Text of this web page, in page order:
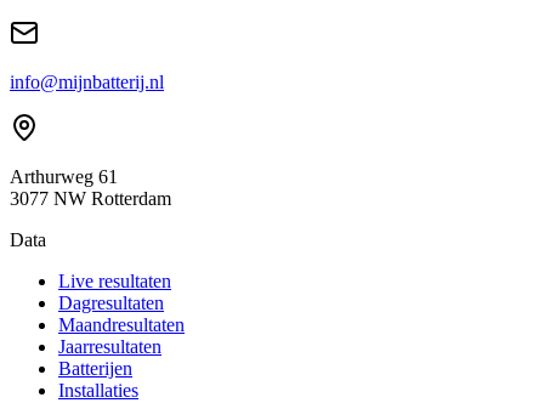
info@mijnbatterij.nl
Arthurweg 61
3077 NW Rotterdam
Data
Live resultaten
Dagresultaten
Maandresultaten
Jaarresultaten
Batterijen
Installaties